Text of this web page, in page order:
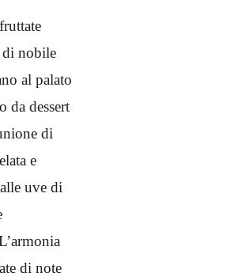
di nobile
al palato
da dessert
di
e
uve di
di note